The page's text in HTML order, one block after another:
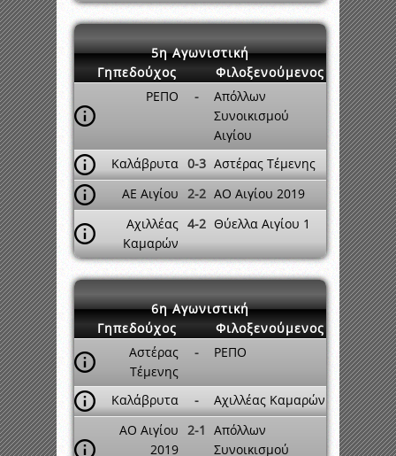
5η Αγωνιστική
Γηπεδούχος
Φιλοξενούμενος
ΡΕΠΟ
-
Απόλλων
Συνοικισμού
Αιγίου
Καλάβρυτα 0-3 Αστέρας Τέμενης
ΑΕ Αιγίου 2-2 ΑΟ Αιγίου 2019
Αχιλλέας
Καμαρών
4-2 Θύελλα Αιγίου 1
6η Αγωνιστική
Γηπεδούχος
Φιλοξενούμενος
Αστέρας
Τέμενης
- ΡΕΠΟ
Καλάβρυτα -
Αχιλλέας Καμαρών
ΑΟ Αιγίου
2019
2-1 Απόλλων
Συνοικισμού